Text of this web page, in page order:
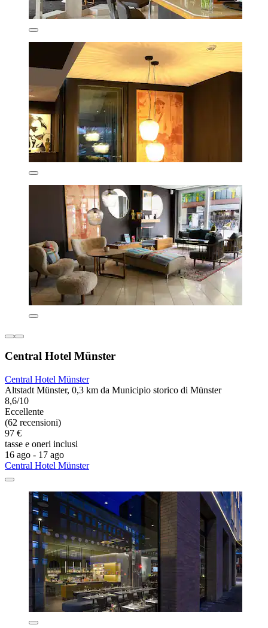
Central Hotel Münster
Central Hotel Münster
Altstadt Münster, 0,3 km da Municipio storico di Münster
8,6/10
Eccellente
(62 recensioni)
97 €
tasse e oneri inclusi
16 ago - 17 ago
Central Hotel Münster